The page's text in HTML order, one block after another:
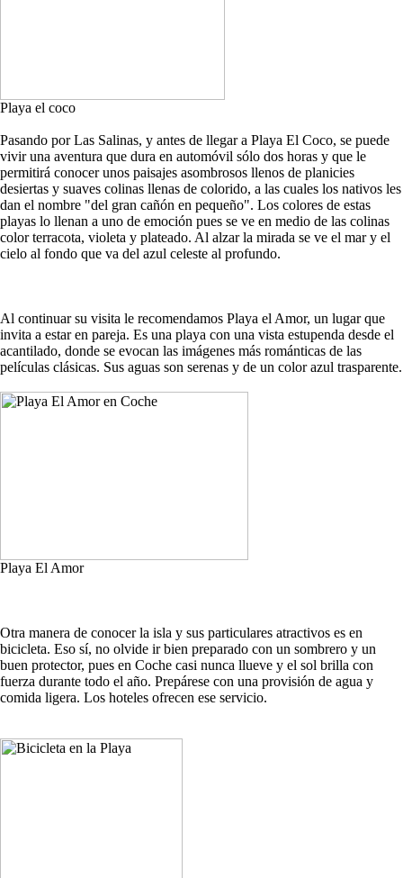
Playa el coco
Pasando por Las Salinas, y antes de llegar a Playa El Coco, se puede
vivir una aventura que dura en automóvil sólo dos horas y que le
permitirá conocer unos paisajes asombrosos llenos de planicies
desiertas y suaves colinas llenas de colorido, a las cuales los nativos les
dan el nombre "del gran cañón en pequeño". Los colores de estas
playas lo llenan a uno de emoción pues se ve en medio de las colinas
color terracota, violeta y plateado. Al alzar la mirada se ve el mar y el
cielo al fondo que va del azul celeste al profundo.
Al continuar su visita le recomendamos Playa el Amor, un lugar que
invita a estar en pareja. Es una playa con una vista estupenda desde el
acantilado, donde se evocan las imágenes más románticas de las
películas clásicas. Sus aguas son serenas y de un color azul trasparente.
Playa El Amor
Otra manera de conocer la isla y sus particulares atractivos es en
bicicleta. Eso sí, no olvide ir bien preparado con un sombrero y un
buen protector, pues en Coche casi nunca llueve y el sol brilla con
fuerza durante todo el año. Prepárese con una provisión de agua y
comida ligera. Los hoteles ofrecen ese servicio.